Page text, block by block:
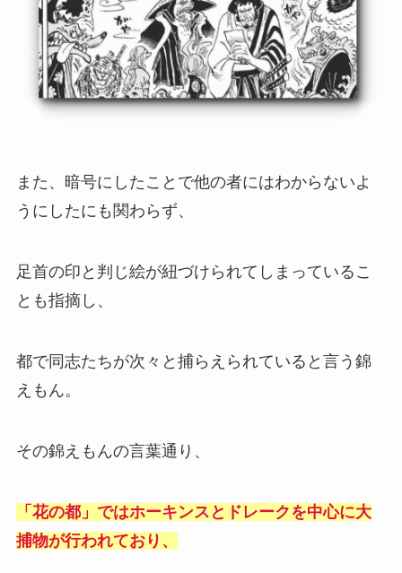
また、暗号にしたことで他の者にはわからないよ
うにしたにも関わらず、
足首の印と判じ絵が紐づけられてしまっているこ
とも指摘し、
都で同志たちが次々と捕らえられていると言う錦
えもん。
その錦えもんの言葉通り、
「花の都」ではホーキンスとドレークを中心に大
捕物が行われており、